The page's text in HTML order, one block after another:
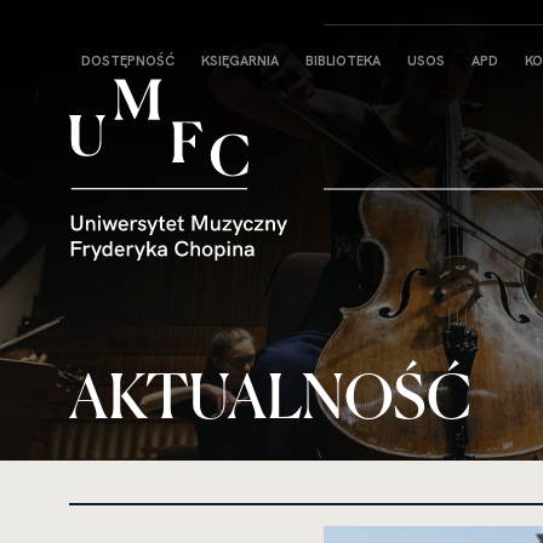
Strona
główna
DOSTĘPNOŚĆ KSIĘGARNIA BIBLIOTEKA USOS APD
AKTUALNOŚĆ